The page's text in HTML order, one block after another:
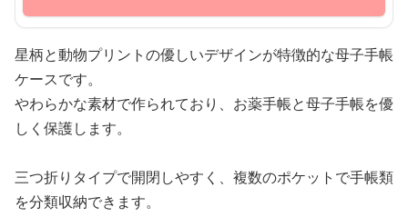
星柄と動物プリントの優しいデザインが特徴的な母子手帳
ケースです。
やわらかな素材で作られており、お薬手帳と母子手帳を優
しく保護します。
三つ折りタイプで開閉しやすく、複数のポケットで手帳類
を分類収納できます。